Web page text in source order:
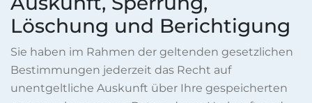
Löschung und Berichtigung
Sie haben im Rahmen der geltenden gesetzlichen
Bestimmungen jederzeit das Recht auf
unentgeltliche Auskunft über Ihre gespeicherten